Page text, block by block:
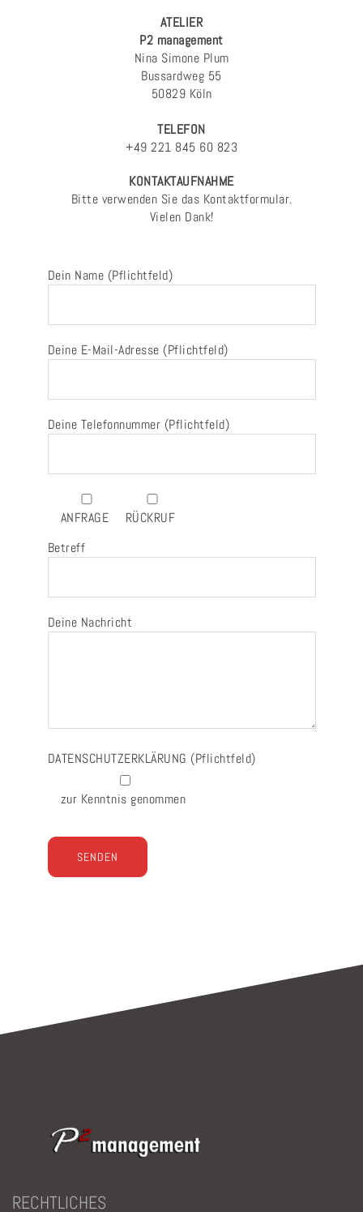
ATELIER
P2 management
Nina Simone Plum
Bussardweg 55
50829 Köln
TELEFON
+49 221 845 60 823
KONTAKTAUFNAHME
Bitte verwenden Sie das Kontaktformular.
Vielen Dank!
Dein Name (Pflichtfeld)
Deine E-Mail-Adresse (Pflichtfeld)
Deine Telefonnummer (Pflichtfeld)
ANFRAGE
RÜCKRUF
Betreff
Deine Nachricht
DATENSCHUTZERKLÄRUNG (Pflichtfeld)
zur Kenntnis genommen
RECHTLICHES